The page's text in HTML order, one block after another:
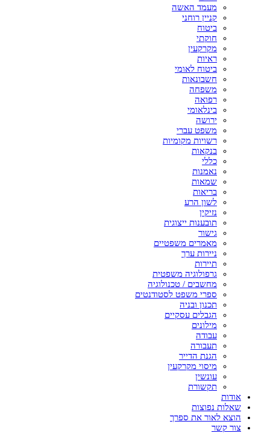
מעמד האשה
קניין רוחני
ביטוח
חוקתי
מקרקעין
ראיות
ביטוח לאומי
חשבונאות
משפחה
רפואה
בינלאומי
ירושה
משפט עברי
רשויות מקומיות
בנקאות
כללי
נאמנות
שמאות
בריאות
לשון הרע
נזיקין
תובענות ייצוגית
גישור
מאמרים משפטיים
ניירות ערך
תיירות
גרפולוגיה משפטית
מחשבים / טכנולוגיה
ספרי משפט לסטודנטים
תכנון ובניה
הגבלים עסקיים
מילונים
עבודה
תעבורה
הגנת הדייר
מיסוי מקרקעין
עונשין
תקשורת
אודות
שאלות נפוצות
הוצא לאור את ספרך
צור קשר